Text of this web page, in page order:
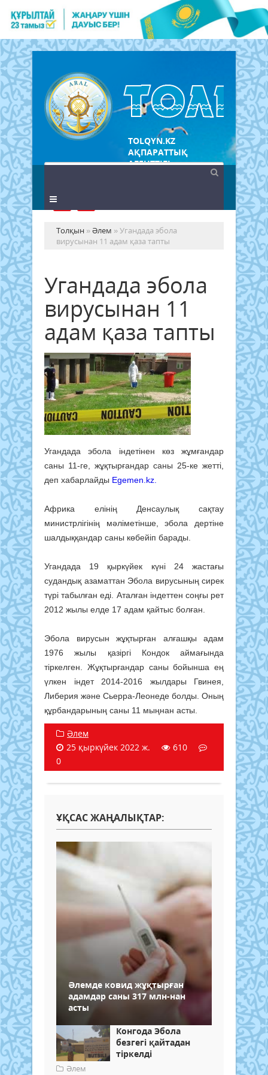
TOLQYN.KZ
АҚПАРАТТЫҚ
АГЕНТТІГІ
Толқын »Әлем » Угандада эбола
вирусынан 11 адам қаза тапты
Угандада эбола
вирусынан 11
адам қаза тапты
Угандада эбола індетінен көз жұмғандар
саны 11-ге, жұқтырғандар саны 25-ке жетті,
деп хабарлайды Egemen.kz.
Африка елінің Денсаулық сақтау
министрлігінің мәліметінше, эбола дертіне
шалдыққандар саны көбейіп барады.
Угандада 19 қыркүйек күні 24 жастағы
судандық азаматтан Эбола вирусының сирек
түрі табылған еді. Аталған індеттен соңғы рет
2012 жылы елде 17 адам қайтыс болған.
Эбола вирусын жұқтырған алғашқы адам
1976 жылы қазіргі Кондок аймағында
тіркелген. Жұқтырғандар саны бойынша ең
үлкен індет 2014-2016 жылдары Гвинея,
Либерия және Сьерра-Леонеде болды. Оның
құрбандарының саны 11 мыңнан асты.
Әлем
25 қыркүйек 2022 ж.
610
0
ҰҚСАС ЖАҢАЛЫҚТАР:
Әлемде ковид жұқтырған
адамдар саны 317 млн-нан
асты
Конгода Эбола
безгегі қайтадан
тіркелді
Әлем